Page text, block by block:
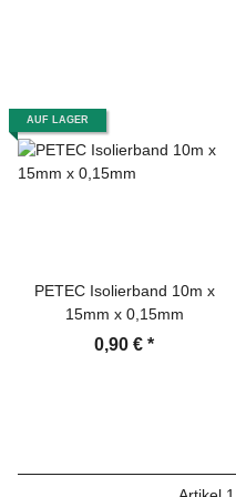
AUF LAGER
PETEC Isolierband 10m x
15mm x 0,15mm
0,90 € *